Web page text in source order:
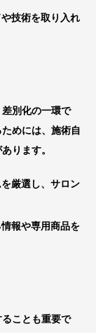
技術を取り入れ
別化の一環で
めには、施術自
ります。
厳選し、サロン
報や専用商品を
ことも重要で